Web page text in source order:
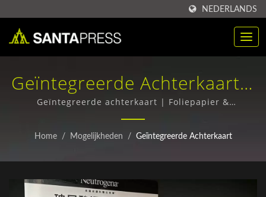
NEDERLANDS
Geïntegreerde Achterkaart |
Milieuvriendelijke Folie
Papierdozen In Bulk | Santa
Geïntegreerde achterkaart | Foliepapier &
Golfkartonnen Dozen - Superieure Kwaliteit,
Wereldwijde Verzendservice
Home / Mogelijkheden / Geïntegreerde Achterkaart